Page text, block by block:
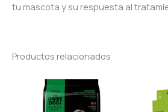
tu mascota y su respuesta al
Productos relacionados
tiene